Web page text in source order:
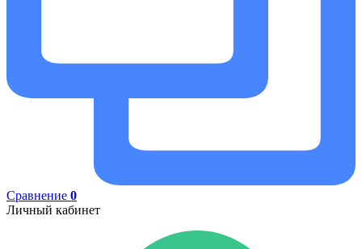
Сравнение 0
Личный кабинет